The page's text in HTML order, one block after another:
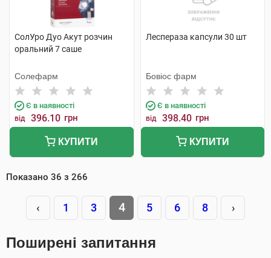
СолУро Дуо Акут розчин
оральний 7 саше
Солефарм
Є в наявності
від 396.10 грн
КУПИТИ
Леспераза капсули 30 шт
Бовіос фарм
Є в наявності
від 398.40 грн
КУПИТИ
Показано 36 з 266
‹ 1 3 4 5 6 8 ›
Поширені запитання